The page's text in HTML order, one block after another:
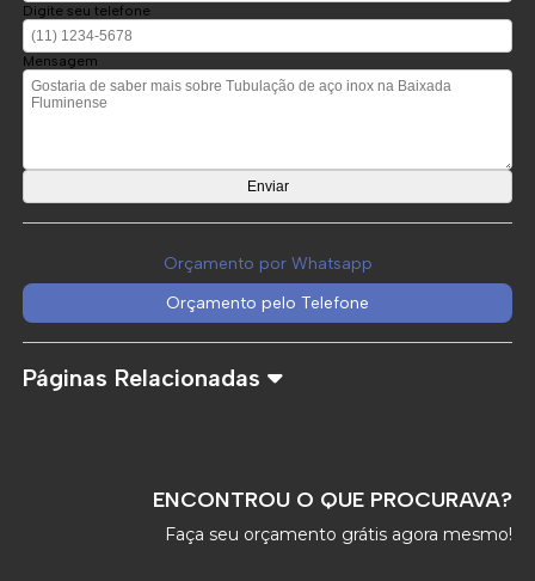
Digite seu telefone
Mensagem
Orçamento por Whatsapp
Orçamento pelo Telefone
Páginas Relacionadas
ENCONTROU O QUE PROCURAVA?
Faça seu orçamento grátis agora mesmo!